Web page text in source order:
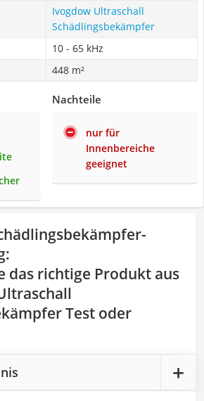
Ivogdow Ultraschall
Schädlingsbekämpfer
10 - 65 kHz
448 m²
Nachteile
nur für
Innenbereiche
geeignet
:
das richtige Produkt aus
Test oder